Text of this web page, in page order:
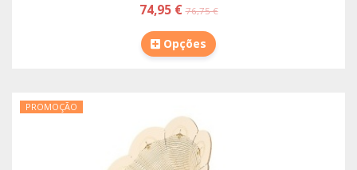
74,95 €76,75 €
Opções
PROMOÇÃO